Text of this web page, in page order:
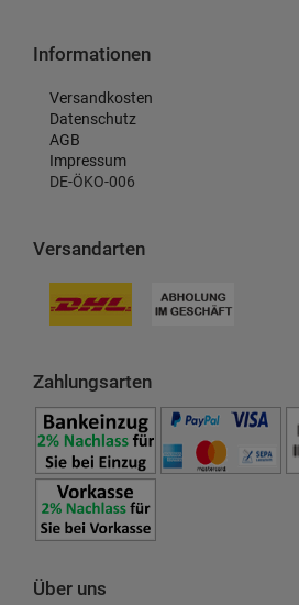
Informationen
Versandkosten
Datenschutz
AGB
Impressum
DE-ÖKO-006
Versandarten
Zahlungsarten
Über uns